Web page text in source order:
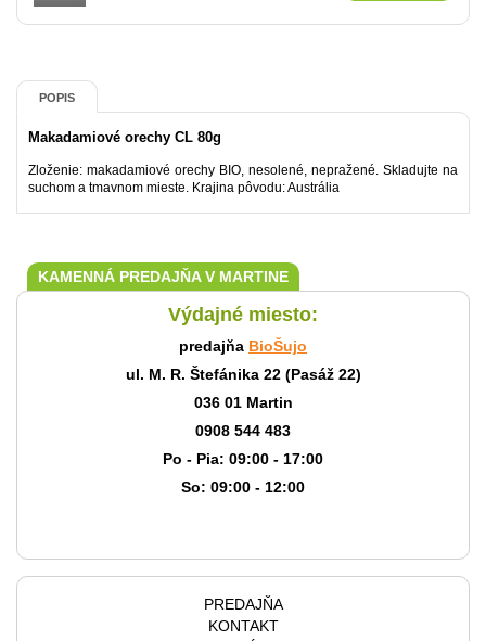
POPIS
Makadamiové orechy CL 80g
Zloženie: makadamiové orechy BIO, nesolené, nepražené. Skladujte na
suchom a tmavnom mieste. Krajina pôvodu: Austrália
KAMENNÁ PREDAJŇA V MARTINE
Výdajné miesto:
predajňa BioŠujo
ul. M. R. Štefánika 22 (Pasáž 22)
036 01 Martin
0908 544 483
Po - Pia: 09:00 - 17:00
So: 09:00 - 12:00
PREDAJŇA
KONTAKT